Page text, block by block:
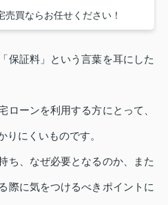
買ならお任せください！
保証料」という言葉を耳にした
ローンを利用する方にとって、
りにくいものです。
ち、なぜ必要となるのか、また
際に気をつけるべきポイントに